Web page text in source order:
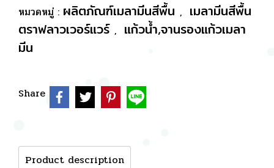
หมวดหมู่ : ผลิตภัณฑ์เมลามีนสีพื้น , เมลามีนสีพื้น
ตราฟลาวเวอร์แวร์ , แก้วน้ำ,จานรองแก้วเมลา
มีน
Share
Product description